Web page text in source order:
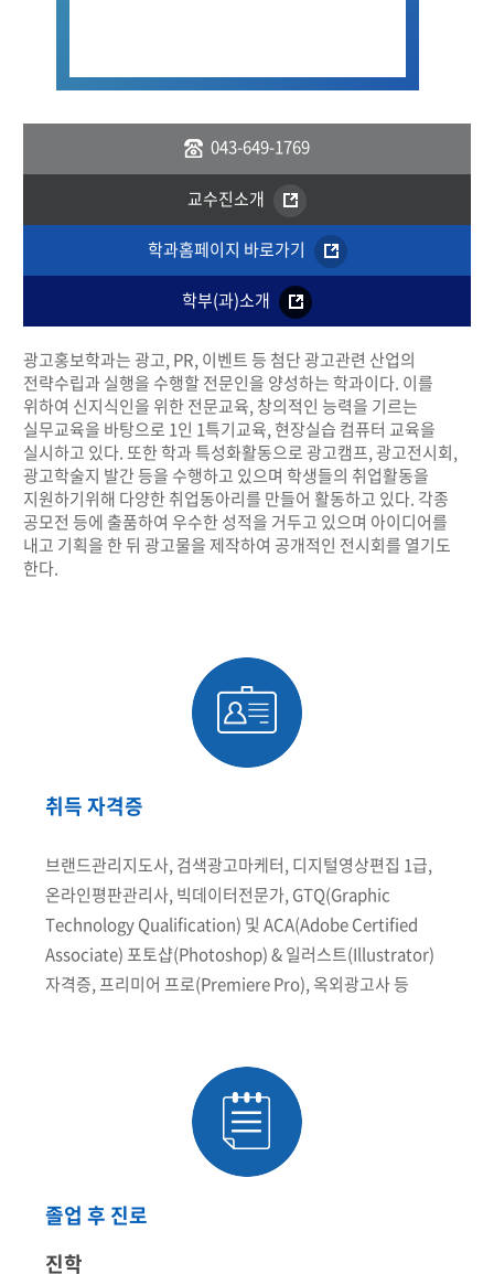
043-649-1769
교수진소개
학과홈페이지 바로가기
학부(과)소개
광고홍보학과는 광고, PR, 이벤트 등 첨단 광고관련 산업의
전략수립과 실행을 수행할 전문인을 양성하는 학과이다. 이를
위하여 신지식인을 위한 전문교육, 창의적인 능력을 기르는
실무교육을 바탕으로 1인 1특기교육, 현장실습 컴퓨터 교육을
실시하고 있다. 또한 학과 특성화활동으로 광고캠프, 광고전시회,
광고학술지 발간 등을 수행하고 있으며 학생들의 취업활동을
지원하기위해 다양한 취업동아리를 만들어 활동하고 있다. 각종
공모전 등에 출품하여 우수한 성적을 거두고 있으며 아이디어를
내고 기획을 한 뒤 광고물을 제작하여 공개적인 전시회를 열기도
한다.
취득 자격증
브랜드관리지도사, 검색광고마케터, 디지털영상편집 1급,
온라인평판관리사, 빅데이터전문가, GTQ(Graphic
Technology Qualification) 및 ACA(Adobe Certified
Associate) 포토샵(Photoshop) & 일러스트(Illustrator)
자격증, 프리미어 프로(Premiere Pro), 옥외광고사 등
졸업 후 진로
진학